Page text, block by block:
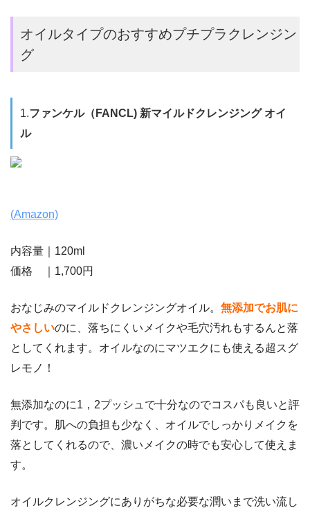
オイルタイプのおすすめプチプラクレンジン
グ
1.ファンケル（FANCL) 新マイルドクレンジング オイ
ル
(Amazon)
内容量｜120ml
価格 ｜1,700円
おなじみのマイルドクレンジングオイル。 無添加でお肌に
やさしいのに、落ちにくいメイクや毛穴汚れもするんと落
としてくれます。オイルなのにマツエクにも使える超スグ
レモノ！
無添加なのに1，2プッシュで十分なのでコスパも良いと評
判です。肌への負担も少なく、オイルでしっかりメイクを
落としてくれるので、濃いメイクの時でも安心して使えま
す。
オイルクレンジングにありがちな必要な潤いまで洗い流し